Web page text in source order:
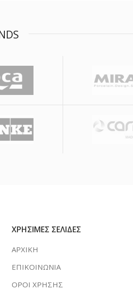
ΧΡΗΣΙΜΕΣ ΣΕΛΙΔΕΣ
ΑΡΧΙΚΗ
ΕΠΙΚΟΙΝΩΝΙΑ
ΟΡΟΙ ΧΡΗΣΗΣ